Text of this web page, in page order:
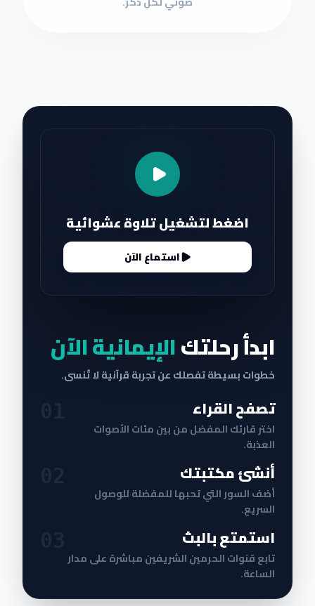
اضغط لتشغيل تلاوة عشوائية
استماع الآن
ابدأ رحلتكالإيمانية الآن
خطوات بسيطة تفصلك عن تجربة قرآنية لا تُنسى.
تصفح القراء
اختر قارئك المفضل من بين مئات الأصوات
العذبة.
أنشئ مكتبتك
أضف السور التي تحبها للمفضلة للوصول
السريع.
استمتع بالبث
تابع قنوات الحرمين الشريفين مباشرة على مدار
الساعة.